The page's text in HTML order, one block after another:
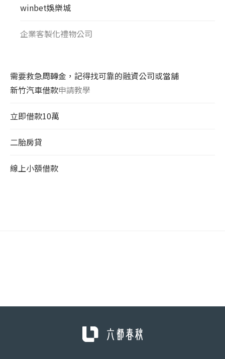
winbet娛樂城
企業客製化禮物公司
需要救急周轉金，記得找可靠的融資公司或當舖
新竹汽車借款申請教學
立即借款10萬
二胎房貸
線上小額借款